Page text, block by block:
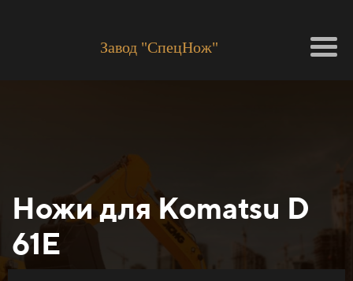
Завод "СпецНож"
Ножи для Кomatsu D
61E